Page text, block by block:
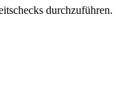
durchzuführen.